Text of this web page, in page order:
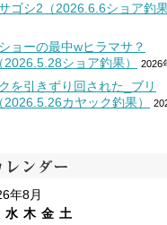
ゴシ2（2026.6.6ショア釣果
ョーの最中wヒラマサ？
ショア釣果）
2026
を引きずり回された_ブリ
カヤック釣果）
レンダー
年8月
水 木 金 土